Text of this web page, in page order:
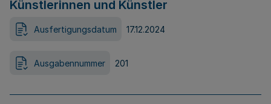
Künstlerinnen und Künstler
Ausfertigungsdatum 17.12.2024
Ausgabennummer 201